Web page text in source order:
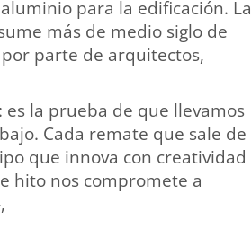
para la edificación. La
más de medio siglo de
parte de arquitectos,
es la prueba de que llevamos
Cada remate que sale de
que innova con creatividad
hito nos compromete a